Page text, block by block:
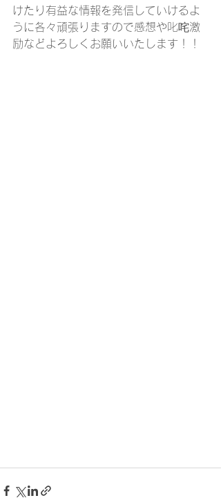
けたり有益な情報を発信していけるよ
うに各々頑張りますので感想や叱咤激
励などよろしくお願いいたします！！